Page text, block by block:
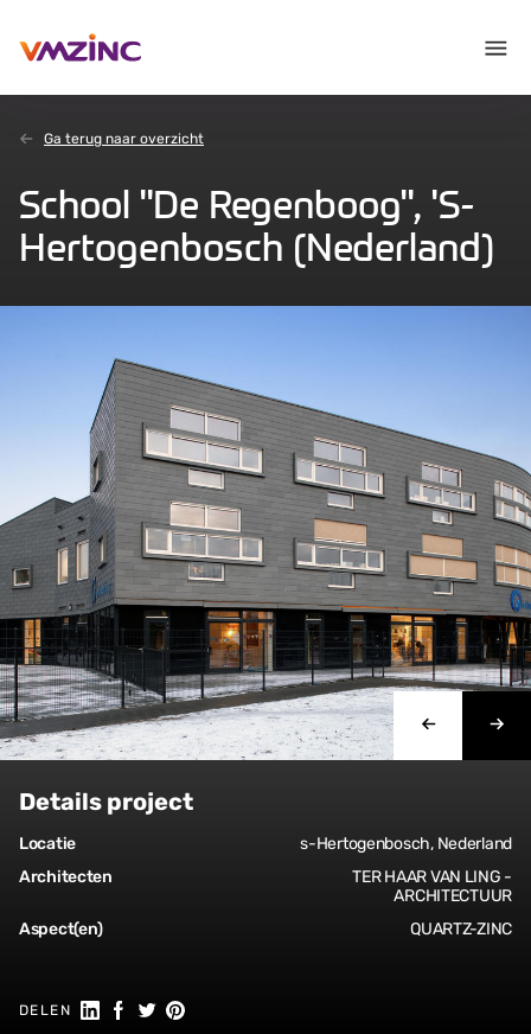
Ga terug naar overzicht
School "De Regenboog", 'S-
Hertogenbosch (Nederland)
Details project
Locatie
s-Hertogenbosch, Nederland
Architecten
TER HAAR VAN LING -
ARCHITECTUUR
Aspect(en)
QUARTZ-ZINC
DELEN Share on Linkedin
Share on Facebook
Share on Twitter
Share on Pinterest